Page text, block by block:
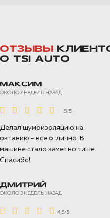
ОТЗЫВЫ
О TSI AUTO
МАКСИМ
ОКОЛО 2 НЕДЕЛЬ НАЗАД
5/5
Делал шумоизоляцию на
октавию - всё отлично. В
машине стало заметно тише.
Спасибо!
ДМИТРИЙ
ОКОЛО 3 НЕДЕЛЬ НАЗАД
4,5/5